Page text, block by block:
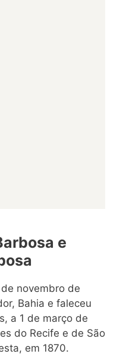
e
novembro de
Bahia e faleceu
a 1 de março de
do Recife e de São
em 1870.